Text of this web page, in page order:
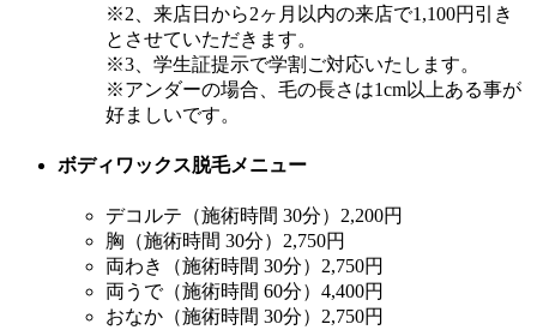
※2、来店日から2ヶ月以内の来店で1,100円引き
とさせていただきます。
※3、学生証提示で学割ご対応いたします。
※アンダーの場合、毛の長さは1cm以上ある事が
好ましいです。
ボディワックス脱毛メニュー
デコルテ（施術時間 30分） 2,200円
胸（施術時間 30分） 2,750円
両わき（施術時間 30分） 2,750円
両うで（施術時間 60分） 4,400円
おなか（施術時間 30分） 2,750円